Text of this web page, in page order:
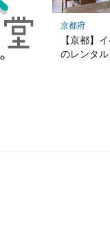
京都府
【京都】
のレンタ